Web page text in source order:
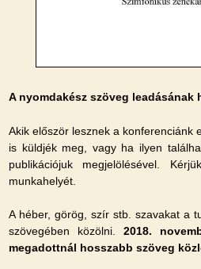
A nyomdakész szöveg leadásának
Akik először lesznek a konferenciánk
is küldjék meg, vagy ha ilyen
publikációjuk megjelölésével.
munkahelyét.
A héber, görög, szír stb. szavakat a
szövegében közölni. 2018.
megadottnál hosszabb szöveg